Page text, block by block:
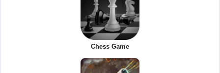
Chess Game